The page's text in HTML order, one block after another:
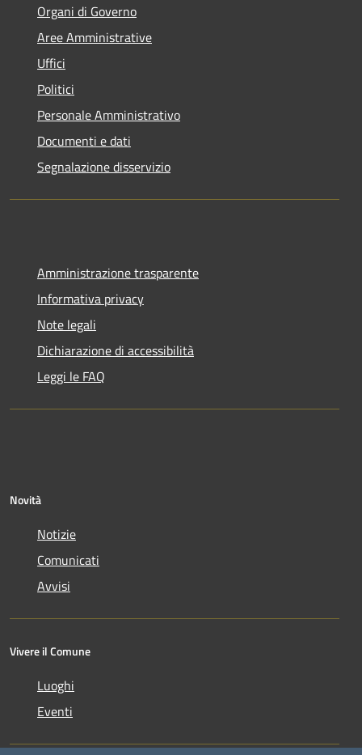
Organi di Governo
Aree Amministrative
Uffici
Politici
Personale Amministrativo
Documenti e dati
Segnalazione disservizio
Amministrazione trasparente
Informativa privacy
Note legali
Dichiarazione di accessibilità
Leggi le FAQ
Novità
Notizie
Comunicati
Avvisi
Vivere il Comune
Luoghi
Eventi